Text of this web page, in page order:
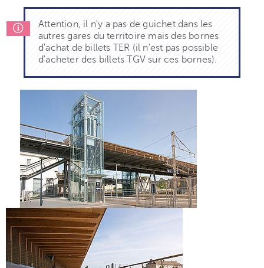
Attention, il n'y a pas de guichet dans les
autres gares du territoire mais des bornes
d'achat de billets TER (il n'est pas possible
d'acheter des billets TGV sur ces bornes).